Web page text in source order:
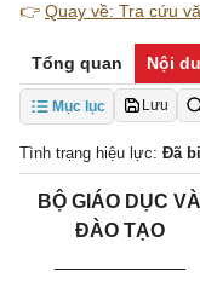
👉 Quay về: Tra cứu
Tổng quan Nội
Mục lục Lưu
Tình trạng hiệu lực: Đã
BỘ GIÁO DỤC VÀ
ĐÀO TẠO